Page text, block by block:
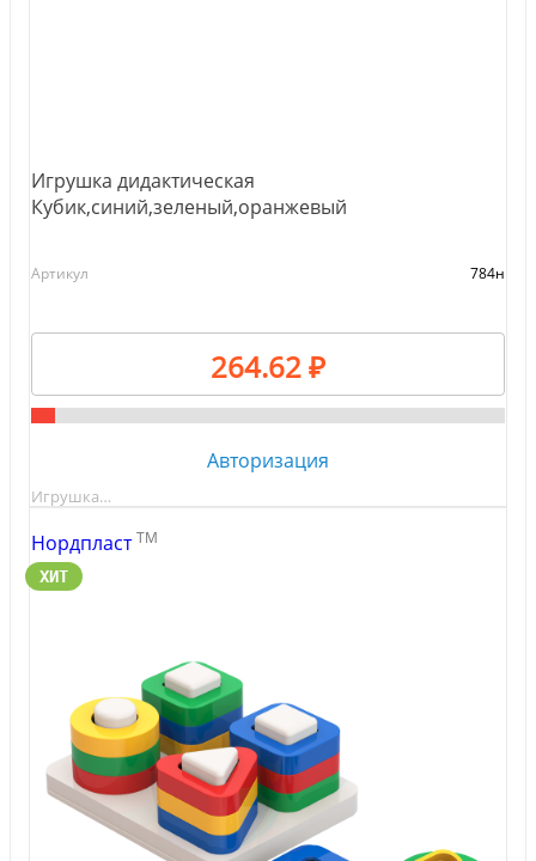
Игрушка дидактическая
Кубик,синий,зеленый,оранжевый
Артикул 784н
264.62 ₽
Авторизация
Игрушка…
НордпластTM
ХИТ